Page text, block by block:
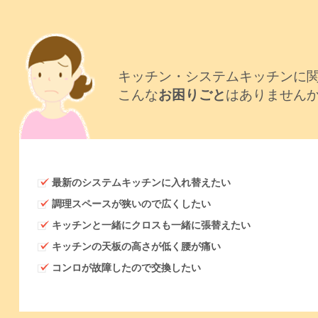
キッチン・システムキッチンに
こんなお困りごとはありません
最新のシステムキッチンに入れ替えたい
調理スペースが狭いので広くしたい
キッチンと一緒にクロスも一緒に張替えたい
キッチンの天板の高さが低く腰が痛い
コンロが故障したので交換したい